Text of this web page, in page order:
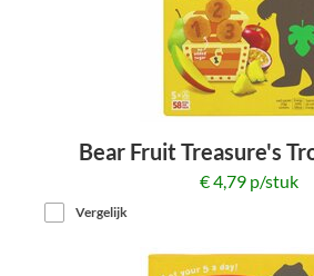
Bear Fruit Treasure's
€ 4,79 p/stuk
Vergelijk